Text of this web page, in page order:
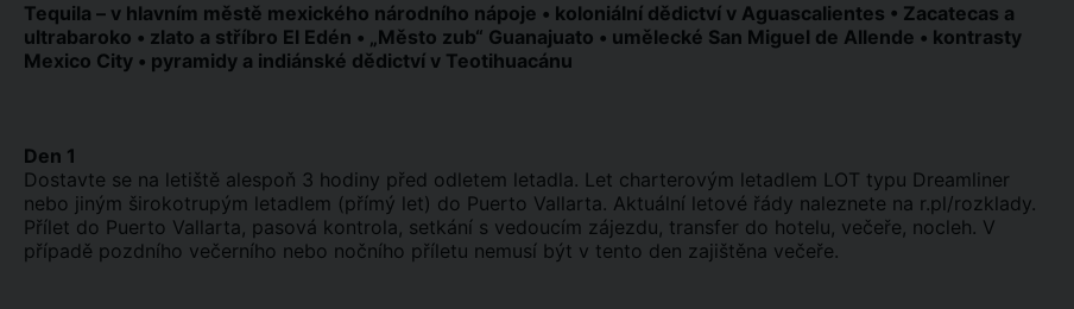
Tequila – v hlavním městě mexického národního nápoje • koloniální dědictví v Aguascalientes • Zacatecas a
ultrabaroko • zlato a stříbro El Edén • „Město zub“ Guanajuato • umělecké San Miguel de Allende • kontrasty
Mexico City • pyramidy a indiánské dědictví v Teotihuacánu
Den 1
Dostavte se na letiště alespoň 3 hodiny před odletem letadla. Let charterovým letadlem LOT typu Dreamliner
nebo jiným širokotrupým letadlem (přímý let) do Puerto Vallarta. Aktuální letové řády naleznete na r.pl/rozklady.
Přílet do Puerto Vallarta, pasová kontrola, setkání s vedoucím zájezdu, transfer do hotelu, večeře, nocleh. V
případě pozdního večerního nebo nočního příletu nemusí být v tento den zajištěna večeře.